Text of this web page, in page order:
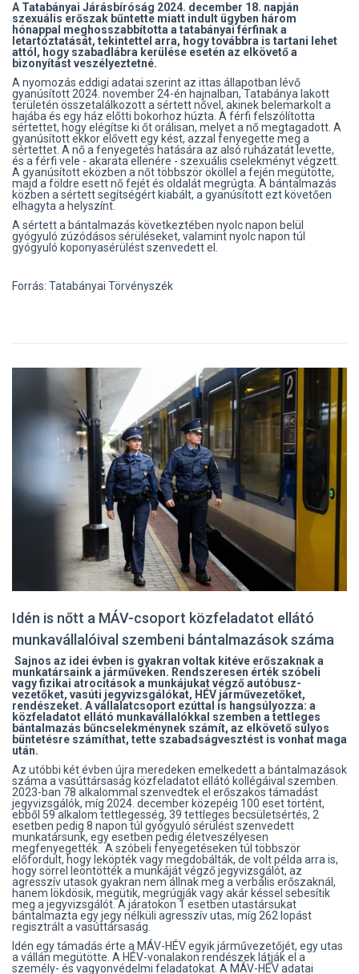
A Tatabányai Járásbíróság 2024. december 18. napján
szexuális erőszak bűntette miatt indult ügyben három
hónappal meghosszabbította a tatabányai férfinak a
letartóztatását, tekintettel arra, hogy továbbra is tartani lehet
attól, hogy szabadlábra kerülése esetén az elkövető a
bizonyítást veszélyeztetné.
A nyomozás eddigi adatai szerint az ittas állapotban lévő
gyanúsított 2024. november 24-én hajnalban, Tatabánya lakott
területén összetalálkozott a sértett nővel, akinek belemarkolt a
hajába és egy ház előtti bokorhoz húzta. A férfi felszólította
sértettet, hogy elégítse ki őt orálisan, melyet a nő megtagadott. A
gyanúsított ekkor elővett egy kést, azzal fenyegette meg a
sértettet. A nő a fenyegetés hatására az alsó ruházatát levette,
és a férfi vele - akarata ellenére - szexuális cselekményt végzett.
A gyanúsított eközben a nőt többször ököllel a fején megütötte,
majd a földre esett nő fejét és oldalát megrúgta. A bántalmazás
közben a sértett segítségért kiabált, a gyanúsított ezt követően
elhagyta a helyszínt.
A sértett a bántalmazás következtében nyolc napon belül
gyógyuló zúzódásos sérüléseket, valamint nyolc napon túl
gyógyuló koponyasérülést szenvedett el.
Forrás: Tatabányai Törvényszék
Idén is nőtt a MÁV-csoport közfeladatot ellátó
munkavállalóival szembeni bántalmazások száma
Sajnos az idei évben is gyakran voltak kitéve erőszaknak a
munkatársaink a járműveken. Rendszeresen érték szóbeli
vagy fizikai atrocitások a munkájukat végző autóbusz-
vezetőket, vasúti jegyvizsgálókat, HÉV járművezetőket,
rendészeket. A vállalatcsoport ezúttal is hangsúlyozza: a
közfeladatot ellátó munkavállalókkal szemben a tettleges
bántalmazás bűncselekménynek számít, az elkövető súlyos
büntetésre számíthat, tette szabadságvesztést is vonhat maga
után.
Az utóbbi két évben újra meredeken emelkedett a bántalmazások
száma a vasúttársaság közfeladatot ellátó kollégáival szemben.
2023-ban 78 alkalommal szenvedtek el erőszakos támadást
jegyvizsgálók, míg 2024. december közepéig 100 eset történt,
ebből 59 alkalom tettlegesség, 39 tettleges becsületsértés, 2
esetben pedig 8 napon túl gyógyuló sérülést szenvedett
munkatársunk, egy esetben pedig életveszélyesen
megfenyegették. A szóbeli fenyegetéseken túl többször
előfordult, hogy leköpték vagy megdobálták, de volt példa arra is,
hogy sörrel leöntötték a munkáját végző jegyvizsgálót, az
agresszív utasok gyakran nem állnak meg a verbális erőszaknál,
hanem lökdösik, megütik, megrúgják vagy akár késsel sebesítik
meg a jegyvizsgálót. A járatokon 1 esetben utastársukat
bántalmazta egy jegy nélküli agresszív utas, míg 262 lopást
regisztrált a vasúttársaság.
Idén egy támadás érte a MÁV-HÉV egyik járművezetőjét, egy utas
a vállán megütötte. A HÉV-vonalakon rendészek látják el a
személy- és vagyonvédelmi feladatokat. A MÁV-HÉV adatai